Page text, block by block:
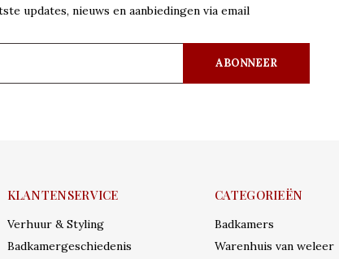
updates, nieuws en aanbiedingen via email
ABONNEER
KLANTENSERVICE
Verhuur & Styling
Badkamergeschiedenis
CATEGORIEËN
Badkamers
Warenhuis van weleer